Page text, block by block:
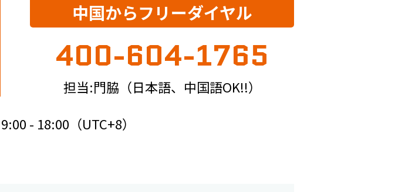
中国からフリーダイヤル
400-604-1765
担当:門脇（日本語、中国語OK!!）
- 18:00（UTC+8）